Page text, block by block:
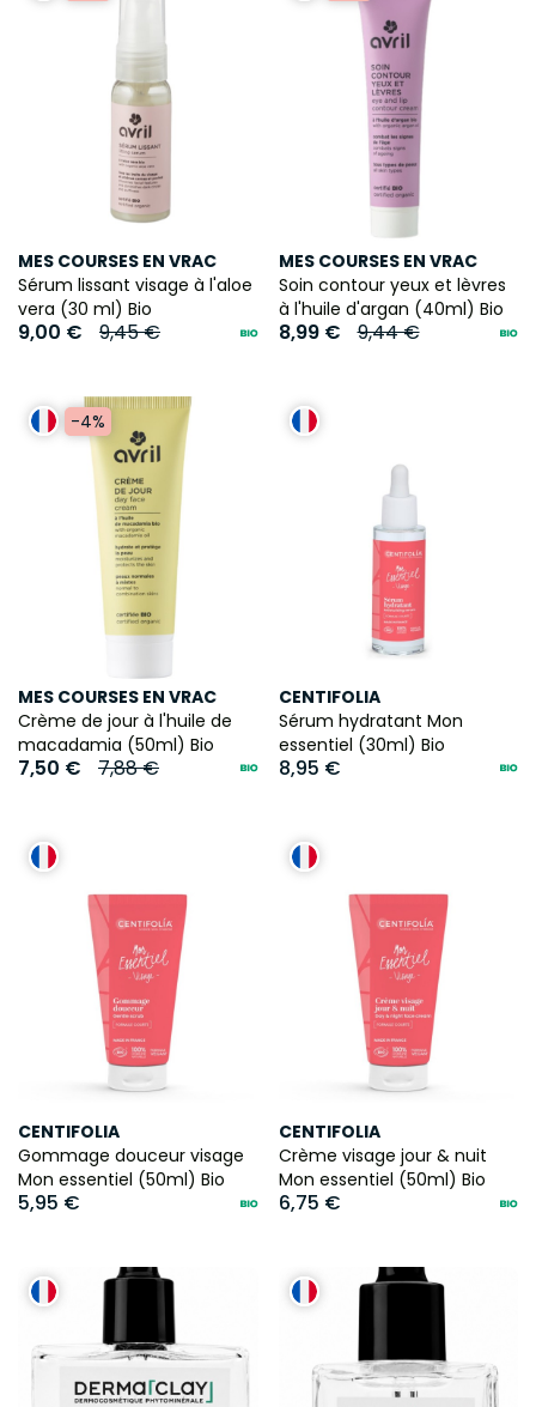
MES COURSES EN VRAC
Sérum lissant visage à l'aloe
vera (30 ml) Bio
9,00 € 9,45 €
MES COURSES EN VRAC
Soin contour yeux et lèvres
à l'huile d'argan (40ml) Bio
8,99 € 9,44 €
-4%
MES COURSES EN VRAC
Crème de jour à l'huile de
macadamia (50ml) Bio
7,50 € 7,88 €
CENTIFOLIA
Sérum hydratant Mon
essentiel (30ml) Bio
8,95 €
CENTIFOLIA
Gommage douceur visage
Mon essentiel (50ml) Bio
5,95 €
CENTIFOLIA
Crème visage jour & nuit
Mon essentiel (50ml) Bio
6,75 €